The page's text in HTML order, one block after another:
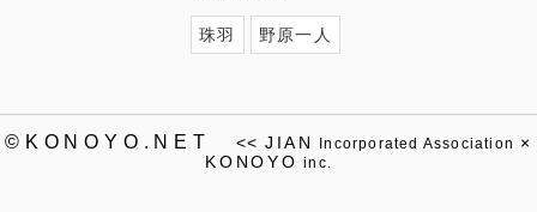
珠羽 野原一人
©KONOYO.NET << JIAN Incorporated Association ×
KONOYO inc.